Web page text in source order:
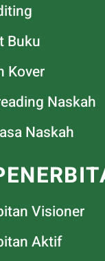
Buku
Kover
Naskah
Naskah
Visioner
Aktif